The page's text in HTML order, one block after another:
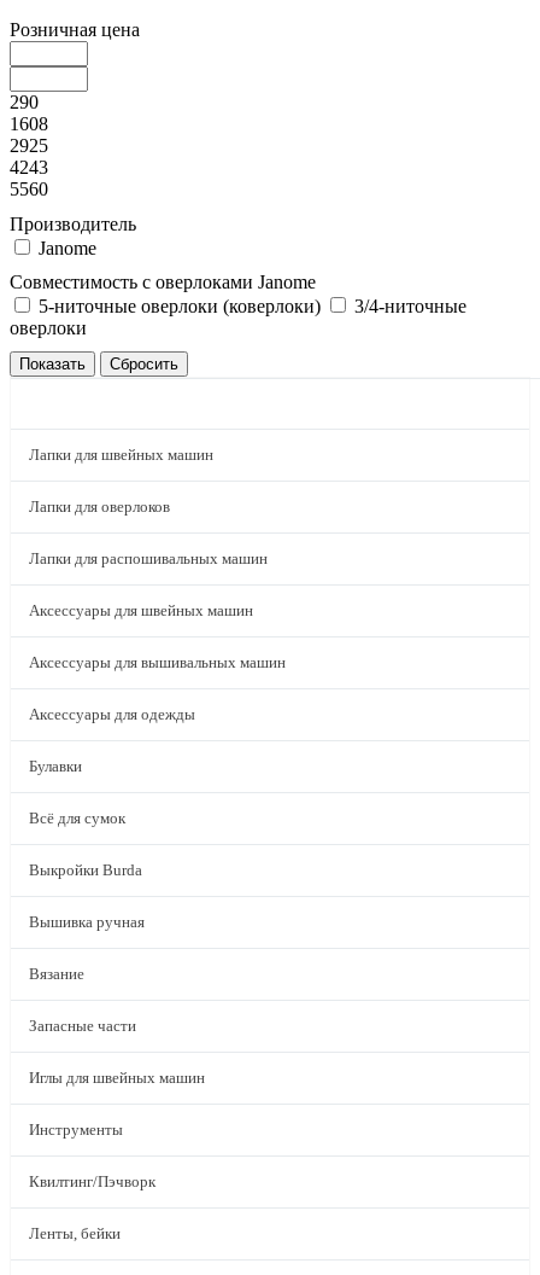
Розничная цена
290
1608
2925
4243
5560
Производитель
Janome
Совместимость с оверлоками Janome
5-ниточные оверлоки (коверлоки)
3/4-ниточные
оверлоки
Лапки для швейных машин
Лапки для оверлоков
Лапки для распошивальных машин
Аксессуары для швейных машин
Аксессуары для вышивальных машин
Аксессуары для одежды
Булавки
Всё для сумок
Выкройки Burda
Вышивка ручная
Вязание
Запасные части
Иглы для швейных машин
Инструменты
Квилтинг/Пэчворк
Ленты, бейки